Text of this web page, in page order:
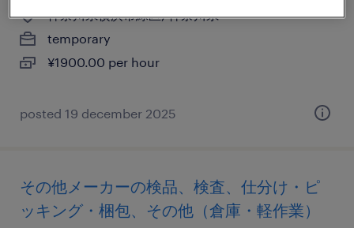
神奈川県横浜市緑区, 神奈川県
temporary
¥1900.00 per hour
posted 19 december 2025
その他メーカーの検品、検査、仕分け・ピ
ッキング・梱包、その他（倉庫・軽作業）